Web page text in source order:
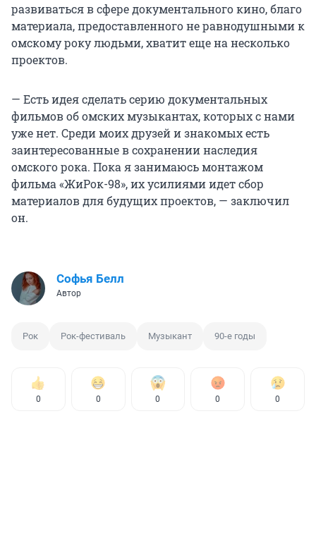
развиваться в сфере документального кино, благо
материала, предоставленного не равнодушными к
омскому року людьми, хватит еще на несколько
проектов.
— Есть идея сделать серию документальных
фильмов об омских музыкантах, которых с нами
уже нет. Среди моих друзей и знакомых есть
заинтересованные в сохранении наследия
омского рока. Пока я занимаюсь монтажом
фильма «ЖиРок-98», их усилиями идет сбор
материалов для будущих проектов, — заключил
он.
Софья Белл
Автор
Рок Рок-фестиваль Музыкант 90-е годы
0 0 0 0 0